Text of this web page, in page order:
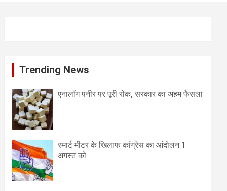
Trending News
एनालॉग पनीर पर पूरी रोक, सरकार का अहम फैसला
स्मार्ट मीटर के खिलाफ कांग्रेस का आंदोलन 1
अगस्त को